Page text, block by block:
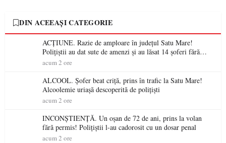
DIN ACEEAȘI CATEGORIE
ACȚIUNE. Razie de amploare în județul Satu Mare!
Polițiștii au dat sute de amenzi și au lăsat 14 șoferi fără
permis într-o singură zi
acum 2 ore
ALCOOL. Șofer beat criță, prins în trafic la Satu Mare!
Alcoolemie uriașă descoperită de polițiști
acum 2 ore
INCONȘTIENȚĂ. Un oșan de 72 de ani, prins la volan
fără permis! Polițiștii l-au cadorosit cu un dosar penal
acum 2 ore